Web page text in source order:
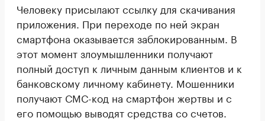
Человеку присылают ссылку для скачивания
приложения. При переходе по ней экран
смартфона оказывается заблокированным. В
этот момент злоумышленники получают
полный доступ к личным данным клиентов и к
банковскому личному кабинету. Мошенники
получают СМС-код на смартфон жертвы и с
его помощью выводят средства со счетов.